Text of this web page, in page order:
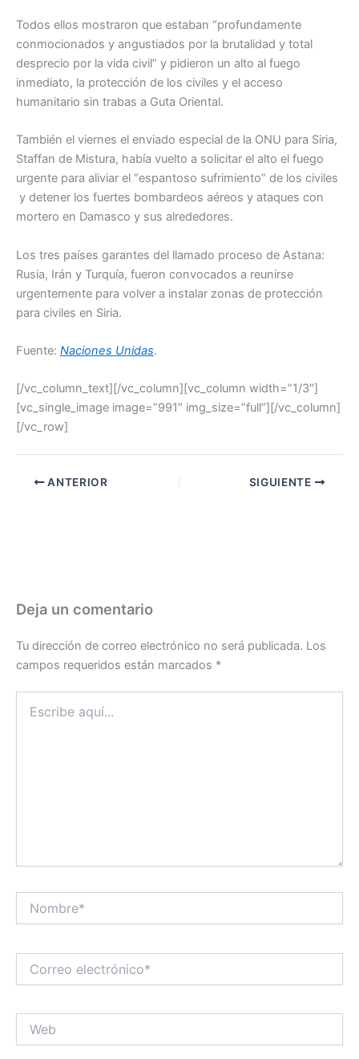
Todos ellos mostraron que estaban “profundamente
conmocionados y angustiados por la brutalidad y total
desprecio por la vida civil” y pidieron un alto al fuego
inmediato, la protección de los civiles y el acceso
humanitario sin trabas a Guta Oriental.
También el viernes el enviado especial de la ONU para Siria,
Staffan de Mistura, había vuelto a solicitar el alto el fuego
urgente para aliviar el “espantoso sufrimiento” de los civiles
y detener los fuertes bombardeos aéreos y ataques con
mortero en Damasco y sus alrededores.
Los tres países garantes del llamado proceso de Astana:
Rusia, Irán y Turquía, fueron convocados a reunirse
urgentemente para volver a instalar zonas de protección
para civiles en Siria.
Fuente: Naciones Unidas.
[/vc_column_text][/vc_column][vc_column width=”1/3″]
[vc_single_image image=”991″ img_size=”full”][/vc_column]
[/vc_row]
ANTERIOR SIGUIENTE
Deja un comentario
Tu dirección de correo electrónico no será publicada. Los
campos requeridos están marcados *
aquí...
electrónico*